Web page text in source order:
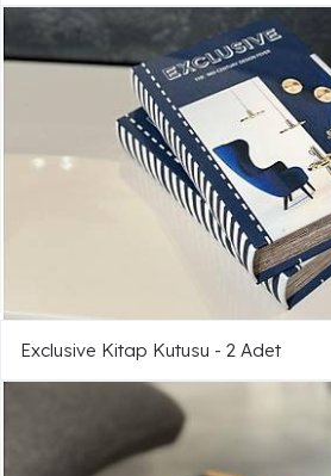
Exclusive Kitap Kutusu - 2 Adet